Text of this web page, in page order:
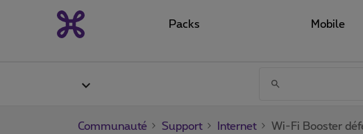
Packs Mobile
Communauté Support Internet Wi-Fi Booster